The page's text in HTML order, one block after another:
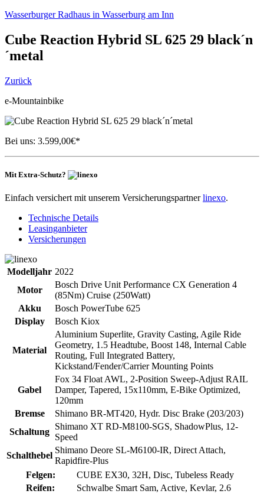
Wasserburger Radhaus in Wasserburg am Inn
Cube Reaction Hybrid SL 625 29 black´n
´metal
Zurück
e-Mountainbike
Bei uns: 3.599,00€*
Mit Extra-Schutz?
Einfach versichert mit unserem Versicherungspartnerlinexo.
Technische Details
Leasinganbieter
Versicherungen
Modelljahr 2022
Motor
Bosch Drive Unit Performance CX Generation 4
(85Nm) Cruise (250Watt)
Akku
Bosch PowerTube 625
Display
Bosch Kiox
Material
Aluminium Superlite, Gravity Casting, Agile Ride
Geometry, 1.5 Headtube, Boost 148, Internal Cable
Routing, Full Integrated Battery,
Kickstand/Fender/Carrier Mounting Points
Gabel
Fox 34 Float AWL, 2-Position Sweep-Adjust RAIL
Damper, Tapered, 15x110mm, E-Bike Optimized,
120mm
Bremse
Shimano BR-MT420, Hydr. Disc Brake (203/203)
Schaltung
Shimano XT RD-M8100-SGS, ShadowPlus, 12-
Speed
Schalthebel
Shimano Deore SL-M6100-IR, Direct Attach,
Rapidfire-Plus
Felgen:
CUBE EX30, 32H, Disc, Tubeless Ready
Reifen:
Schwalbe Smart Sam, Active, Kevlar, 2.6